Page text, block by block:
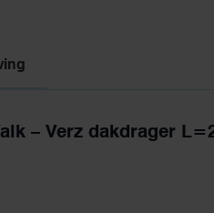
– Verz dakdrager